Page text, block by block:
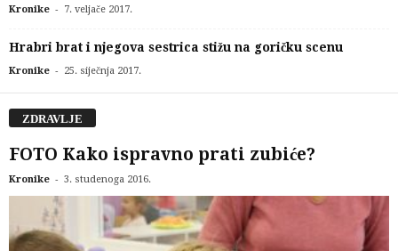
Kronike - 7. veljače 2017.
Hrabri brat i njegova sestrica stižu na goričku scenu
Kronike - 25. siječnja 2017.
ZDRAVLJE
FOTO Kako ispravno prati zubiće?
Kronike - 3. studenoga 2016.